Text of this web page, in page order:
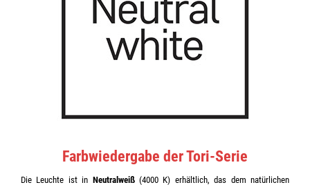
Farbwiedergabe der Tori-Serie
Die Leuchte ist in Neutralweiß(4000 K) erhältlich, das dem natürlichen